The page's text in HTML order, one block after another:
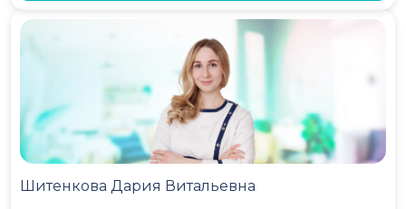
Шитенкова Дария Витальевна